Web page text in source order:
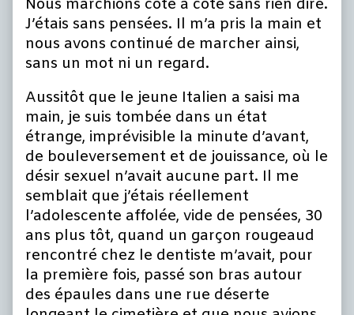
Nous marchions côte à côte sans rien dire.
J’étais sans pensées. Il m’a pris la main et
nous avons continué de marcher ainsi,
sans un mot ni un regard.
Aussitôt que le jeune Italien a saisi ma
main, je suis tombée dans un état
étrange, imprévisible la minute d’avant,
de bouleversement et de jouissance, où le
désir sexuel n’avait aucune part. Il me
semblait que j’étais réellement
l’adolescente affolée, vide de pensées, 30
ans plus tôt, quand un garçon rougeaud
rencontré chez le dentiste m’avait, pour
la première fois, passé son bras autour
des épaules dans une rue déserte